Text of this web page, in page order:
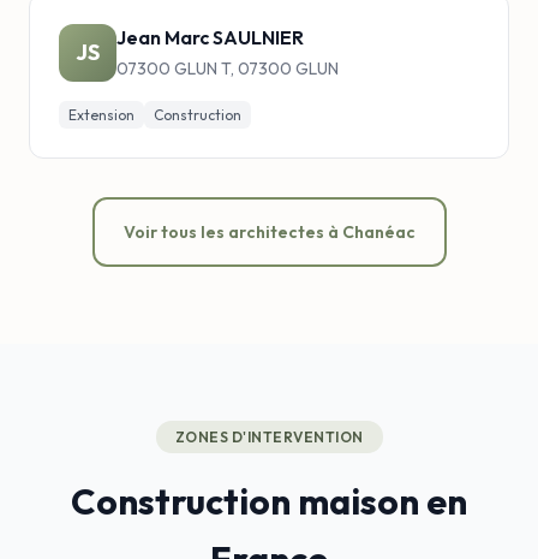
JS
Jean Marc SAULNIER
07300 GLUN T, 07300 GLUN
Extension Construction
Voir tous les architectes à Chanéac
ZONES D'INTERVENTION
Construction maison en